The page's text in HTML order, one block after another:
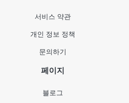
서비스 약관
개인 정보 정책
문의하기
페이지
블로그